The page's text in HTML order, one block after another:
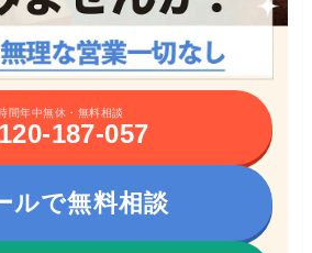
間年中無休・無料相談
187-057
ルで無料相談